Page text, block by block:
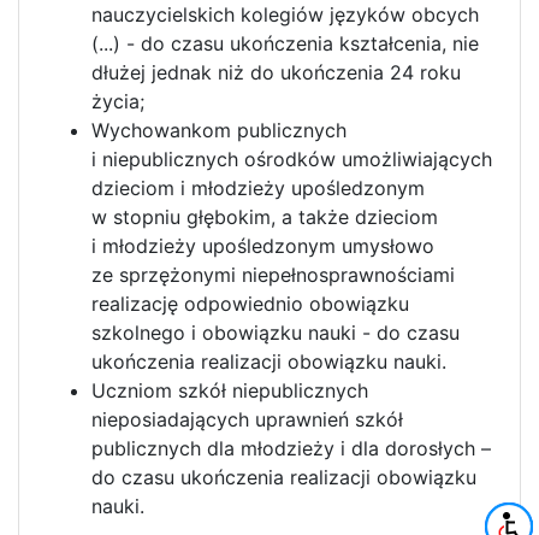
nauczycielskich kolegiów języków obcych
(...) - do czasu ukończenia kształcenia, nie
dłużej jednak niż do ukończenia 24 roku
życia;
Wychowankom publicznych
i niepublicznych ośrodków umożliwiających
dzieciom i młodzieży upośledzonym
w stopniu głębokim, a także dzieciom
i młodzieży upośledzonym umysłowo
ze sprzężonymi niepełnosprawnościami
realizację odpowiednio obowiązku
szkolnego i obowiązku nauki - do czasu
ukończenia realizacji obowiązku nauki.
Uczniom szkół niepublicznych
nieposiadających uprawnień szkół
publicznych dla młodzieży i dla dorosłych –
do czasu ukończenia realizacji obowiązku
nauki.